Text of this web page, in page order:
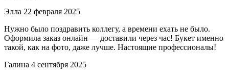
Элла 22 февраля 2025
Нужно было поздравить коллегу, а времени ехать не было.
Оформила заказ онлайн — доставили через час! Букет именно
такой, как на фото, даже лучше. Настоящие профессионалы!
Галина 4 сентября 2025